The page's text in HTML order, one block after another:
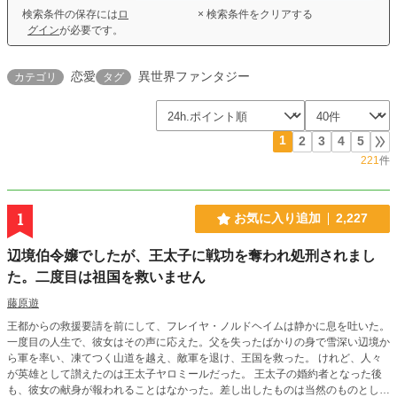
検索条件の保存には ロ
グインが必要です。
× 検索条件をクリアする
カテゴリ 恋愛 タグ 異世界ファンタジー
1 2 3 4 5
221件
1 お気に入り追加 2,227
辺境伯令嬢でしたが、王太子に戦功を奪われ処刑されまし
た。二度目は祖国を救いません
藤原遊
王都からの救援要請を前にして、フレイヤ・ノルドヘイムは静かに息を吐いた。
一度目の人生で、彼女はその声に応えた。父を失ったばかりの身で雪深い辺境か
ら軍を率い、凍てつく山道を越え、敵軍を退け、王国を救った。 けれど、人々
が英雄として讃えたのは王太子ヤロミールだった。 王太子の婚約者となった後
も、彼女の献身が報われることはなかった。差し出したものは当然のものとして